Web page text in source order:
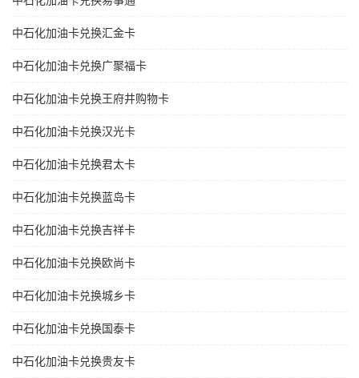
中石化加油卡兑换汇金卡
中石化加油卡兑换广聚福卡
中石化加油卡兑换王府井购物卡
中石化加油卡兑换汉光卡
中石化加油卡兑换君太卡
中石化加油卡兑换蓝岛卡
中石化加油卡兑换吉祥卡
中石化加油卡兑换欧尚卡
中石化加油卡兑换城乡卡
中石化加油卡兑换国泰卡
中石化加油卡兑换贵友卡